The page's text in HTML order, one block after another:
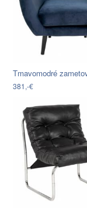
381,-€